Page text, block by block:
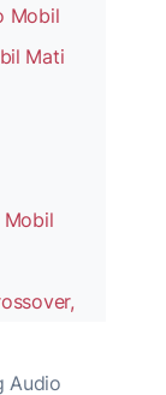
Mobil
Mati
Mobil
Audio